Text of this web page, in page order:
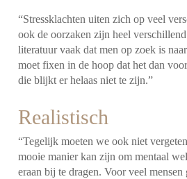
“Stressklachten uiten zich op veel
ook de oorzaken zijn heel
literatuur vaak dat men op zoek is
moet fixen in de hoop dat het dan
die blijkt er helaas niet te zijn.”
Realistisch
“Tegelijk moeten we ook niet
mooie manier kan zijn om mentaal
eraan bij te dragen. Voor veel